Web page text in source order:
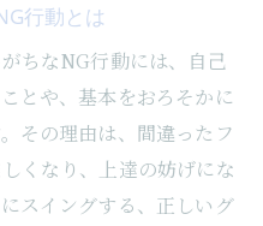
行動とは
ちなNG行動には、自己
とや、基本をおろそかに
その理由は、間違ったフ
くなり、上達の妨げにな
スイングする、正しいグ